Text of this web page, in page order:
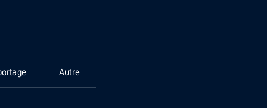
Autre